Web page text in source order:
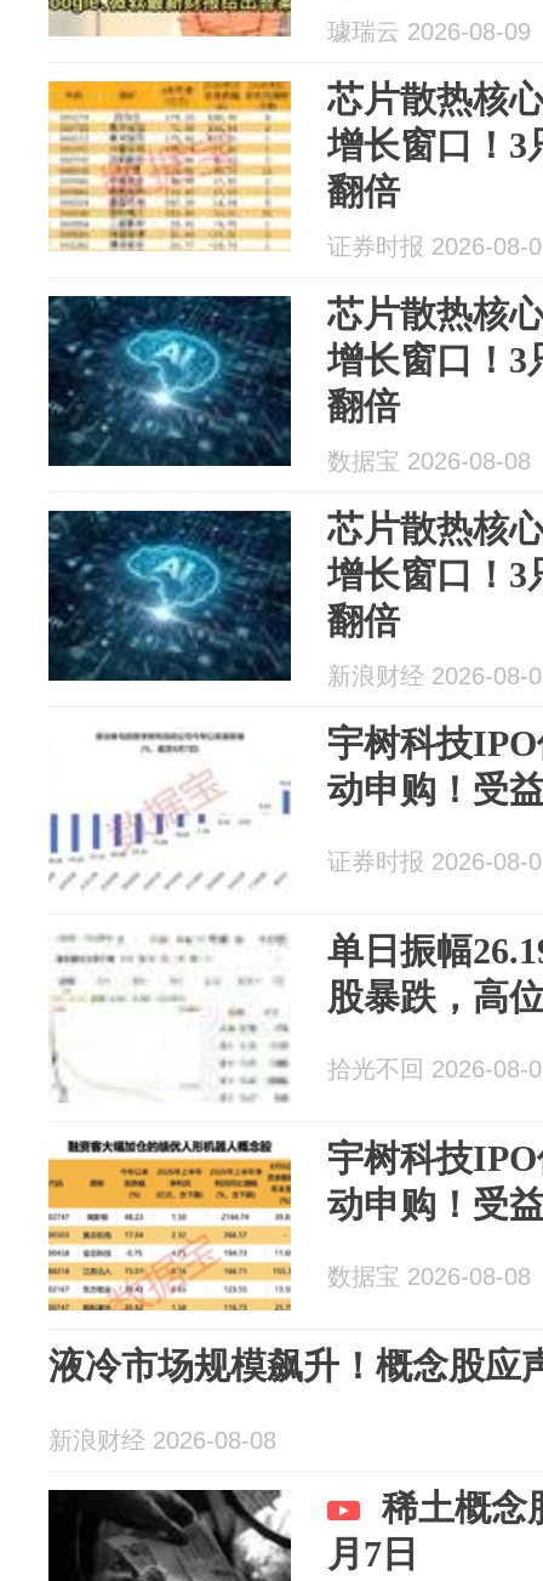
璩瑞云 2026-08-09
芯片散热核
增长窗口！3
翻倍
证券时报 2026-08-
芯片散热核
增长窗口！3
翻倍
数据宝 2026-08-08
芯片散热核
增长窗口！3
翻倍
新浪财经 2026-08-
宇树科技
动申购！受
证券时报 2026-08-
单日振幅
股暴跌，高
拾光不回 2026-08-
宇树科技
动申购！受
数据宝 2026-08-08
液冷市场规模飙升！概念股应
新浪财经 2026-08-08
稀土概念
月7日